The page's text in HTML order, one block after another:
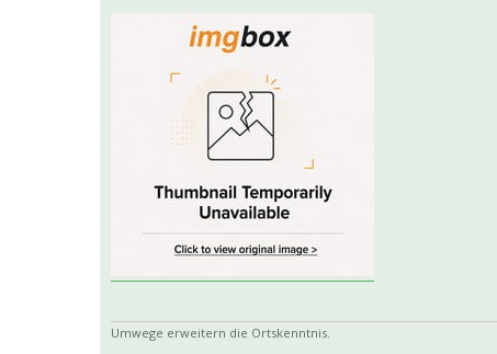
Umwege erweitern die Ortskenntnis.